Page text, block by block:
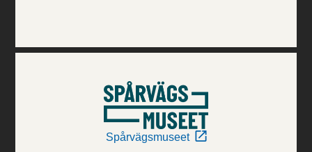
Spårvägsmuseet